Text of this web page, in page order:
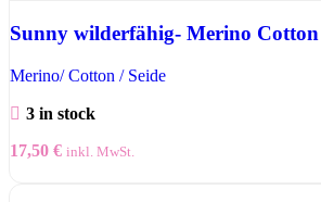
Sunny wilderfähig- Merino Cotton
Merino/ Cotton / Seide
3 in stock
17,50 € inkl. MwSt.